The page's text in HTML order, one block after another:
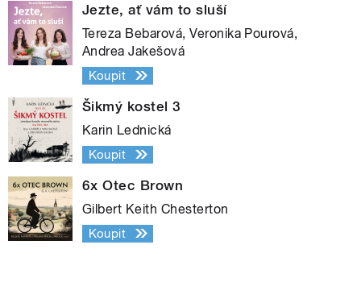
Jezte, ať vám to sluší
Tereza Bebarová, Veronika Pourová,
Andrea Jakešová
Koupit
Šikmý kostel 3
Karin Lednická
Koupit
6x Otec Brown
Gilbert Keith Chesterton
Koupit